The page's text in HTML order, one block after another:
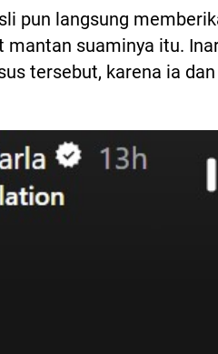
pun langsung
mantan suaminya itu.
tersebut, karena ia